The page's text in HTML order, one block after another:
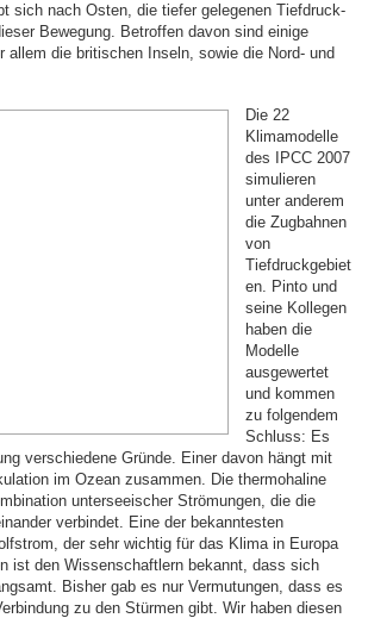
sich nach Osten, die tiefer gelegenen Tiefdruck-
Bewegung. Betroffen davon sind einige
allem die britischen Inseln, sowie die Nord- und
Die 22
Klimamodelle
des IPCC 2007
simulieren
unter anderem
die Zugbahnen
von
Tiefdruckgebiet
en. Pinto und
seine Kollegen
haben die
Modelle
ausgewertet
und kommen
zu folgendem
Schluss: Es
verschiedene Gründe. Einer davon hängt mit
im Ozean zusammen. Die thermohaline
unterseeischer Strömungen, die die
verbindet. Eine der bekanntesten
der sehr wichtig für das Klima in Europa
ist den Wissenschaftlern bekannt, dass sich
Bisher gab es nur Vermutungen, dass es
zu den Stürmen gibt. Wir haben diesen